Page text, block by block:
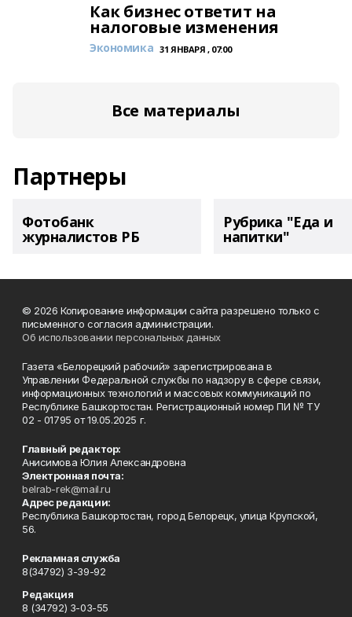
Как бизнес ответит на
налоговые изменения
Экономика 31 ЯНВАРЯ , 07:00
Все материалы
Партнеры
Фотобанк
журналистов РБ
Рубрика "Еда и
напитки"
© 2026 Копирование информации сайта разрешено только с
письменного согласия администрации.
Об использовании персональных данных
Газета «Белорецкий рабочий» зарегистрирована в
Управлении Федеральной службы по надзору в сфере связи,
информационных технологий и массовых коммуникаций по
Республике Башкортостан. Регистрационный номер ПИ № ТУ
02 - 01795 от 19.05.2025 г.
Главный редактор:
Анисимова Юлия Александровна
Электронная почта:
belrab-rek@mail.ru
Адрес редакции:
Республика Башкортостан, город Белорецк, улица Крупской,
56.
Рекламная служба
8(34792) 3-39-92
Редакция
8 (34792) 3-03-55